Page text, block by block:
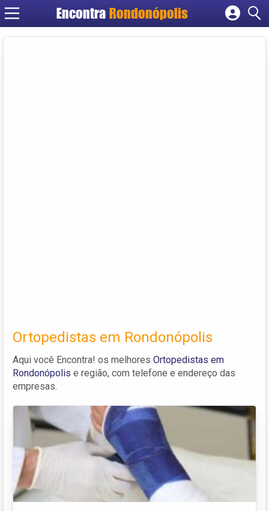
Encontra Rondonópolis
Cadastrar empresa
Ortopedistas em Rondonópolis
Aqui você Encontra! os melhores Ortopedistas em
Rondonópolis e região, com telefone e endereço das
empresas.